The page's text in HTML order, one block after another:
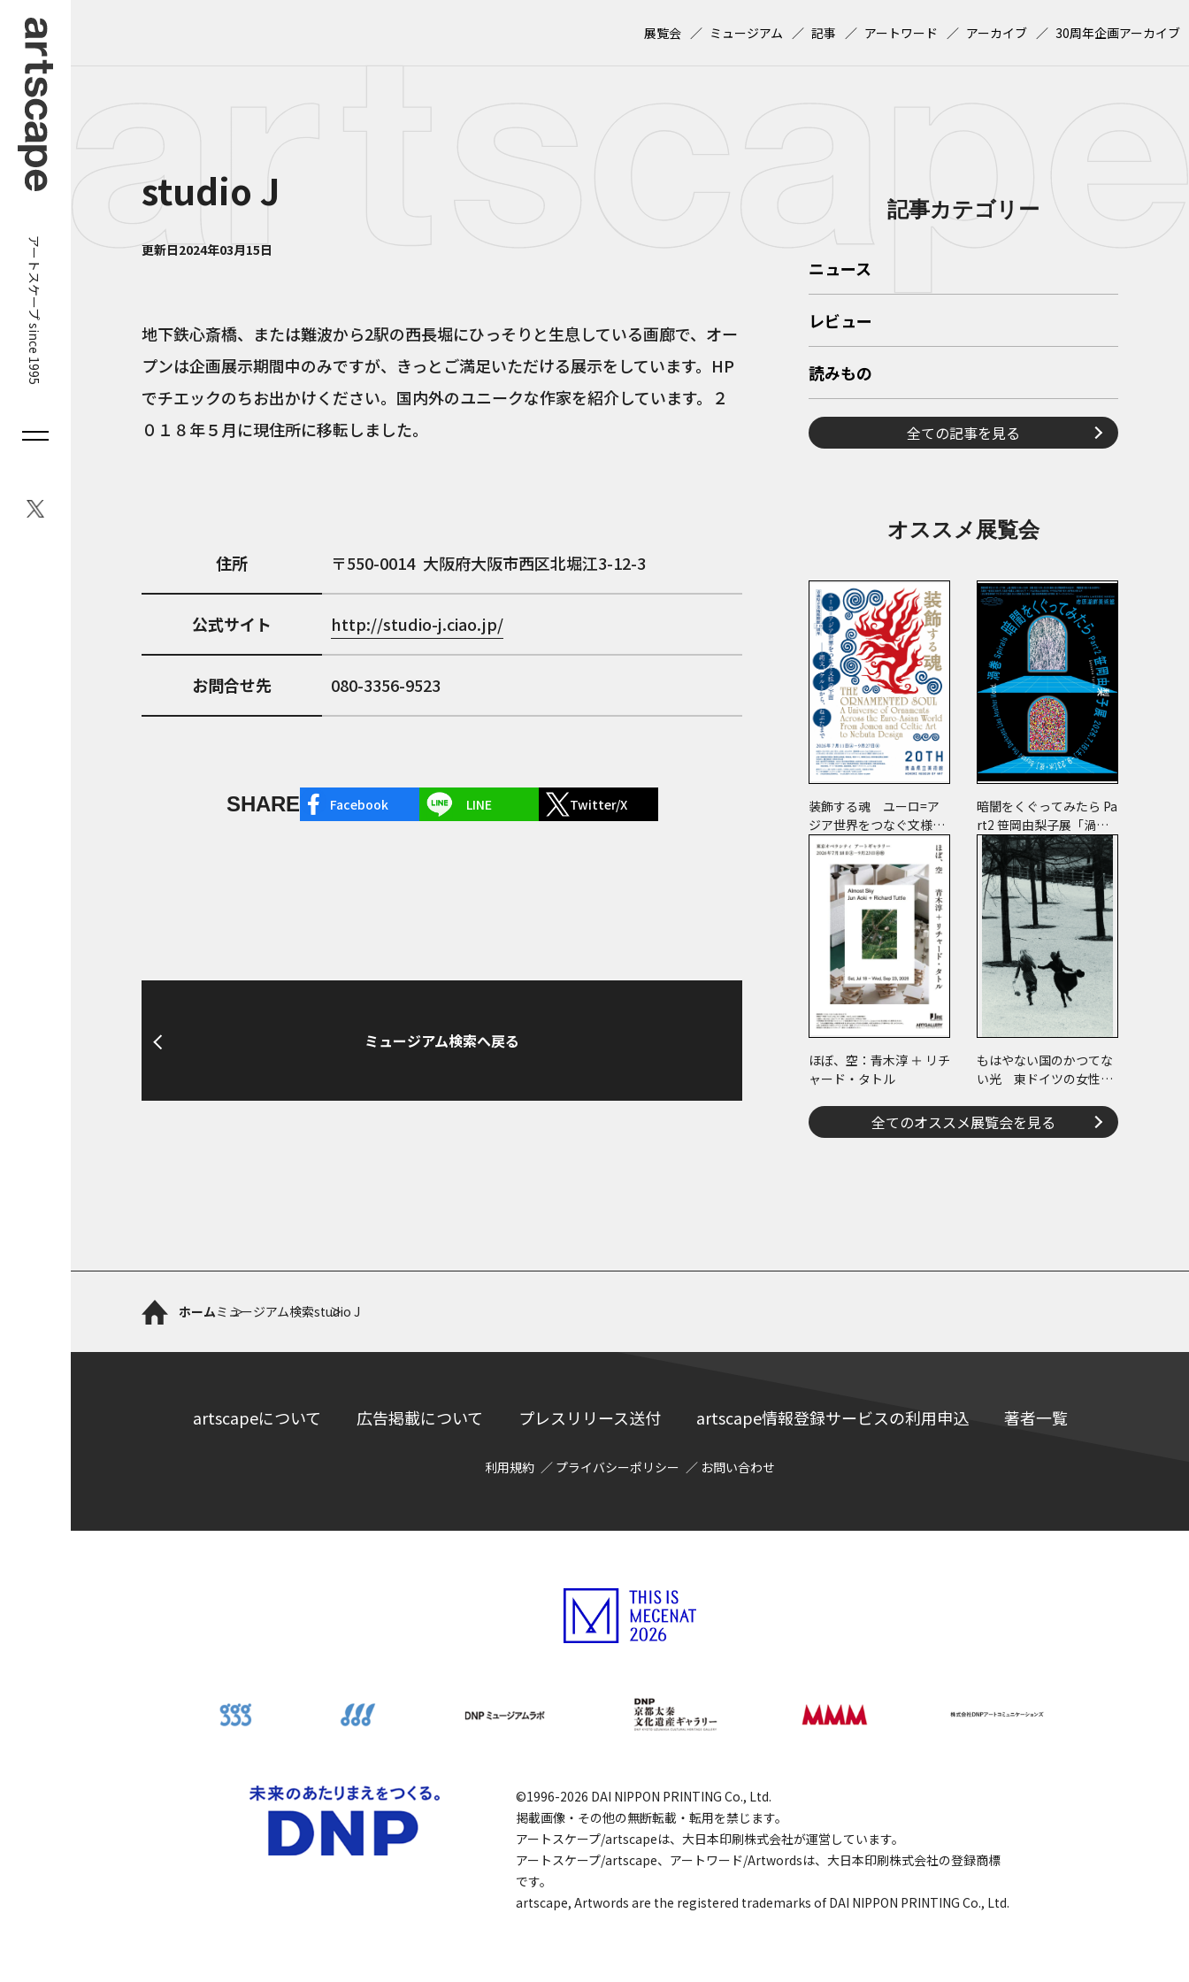
アートスケープ since 1995
展覧会 ミュージアム 記事 アートワード アーカイブ 30周年企画アーカイブ
studio J
更新日2024年03月15日
地下鉄心斎橋、または難波から2駅の西長堀にひっそりと生息している画廊で、オー
プンは企画展示期間中のみですが、きっとご満足いただける展示をしています。HP
でチエックのちお出かけください。国内外のユニークな作家を紹介しています。２
０１８年５月に現住所に移転しました。
住所 550-0014 大阪府大阪市西区北堀江3-12-3
公式サイト http://studio-j.ciao.jp/
お問合せ先 080-3356-9523
SHARE Facebook LINE Twitter/X
ミュージアム検索へ戻る
記事カテゴリー
ニュース
レビュー
読みもの
全ての記事を見る
オススメ展覧会
装飾する魂 ユーロ=ア
ジア世界をつなぐ文様の
宇宙―縄文、ケルトか
ら、ねぶたまで
暗闇をくぐってみたら Pa
rt2 笹岡由梨子展「渦
巻」
ほぼ、空：青木淳 ＋ リチ
ャード・タトル
もはやない国のかつてな
い光 東ドイツの女性写
全てのオススメ展覧会を見る
ホームミュージアム検索studio J
artscapeについて 広告掲載について プレスリリース送付 artscape情報登録サービスの利用申込 著者一覧
利用規約 プライバシーポリシー お問い合わせ
©1996-2026 DAI NIPPON PRINTING Co., Ltd.
掲載画像・その他の無断転載・転用を禁じます。
アートスケープ/artscapeは、大日本印刷株式会社が運営しています。
アートスケープ/artscape、アートワード/Artwordsは、大日本印刷株式会社の登録商標
です。
artscape, Artwords are the registered trademarks of DAI NIPPON PRINTING Co., Ltd.